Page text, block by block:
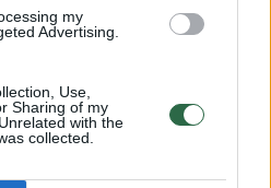
my
Advertising.
Use,
Sharing of my
with the
collected.
00:00:55
automobilis sužalojo